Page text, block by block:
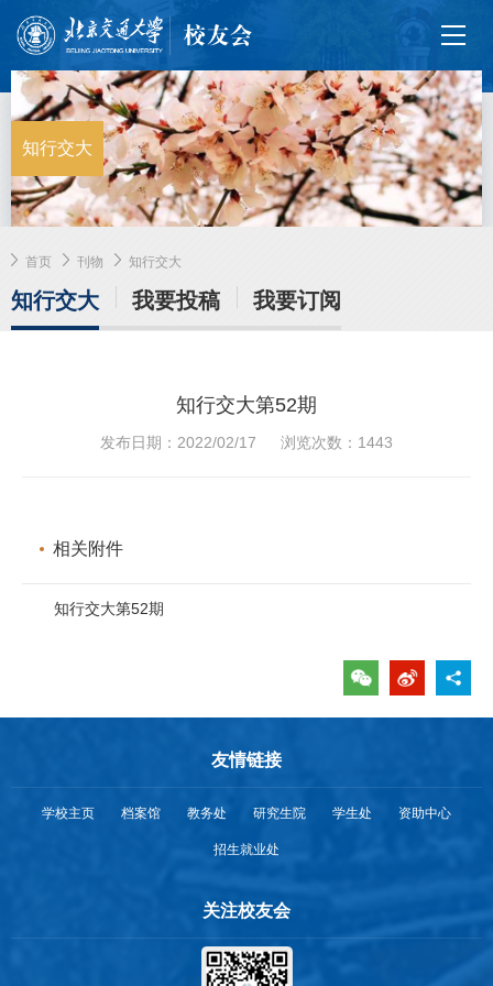
知行交大
首页 刊物 知行交大
知行交大 我要投稿 我要订阅
知行交大第52期
发布日期：2022/02/17 浏览次数： 1443
相关附件
知行交大第52期
友情链接
学校主页 档案馆 教务处 研究生院 学生处 资助中心
招生就业处
关注校友会